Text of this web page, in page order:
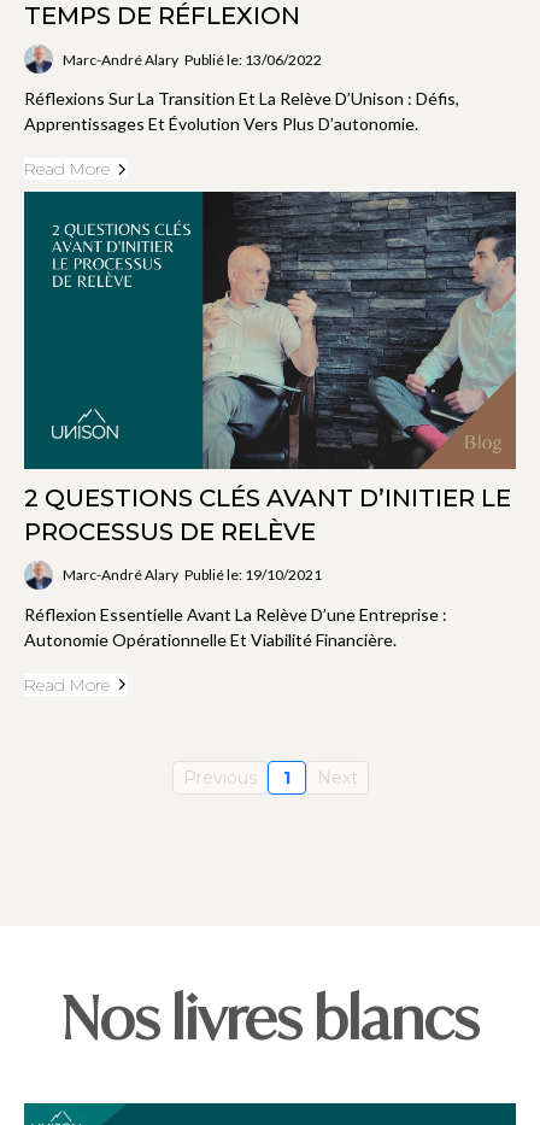
TEMPS DE RÉFLEXION
Marc-André Alary Publié le: 13/06/2022
Réflexions Sur La Transition Et La Relève D’Unison : Défis,
Apprentissages Et Évolution Vers Plus D’autonomie.
Read More
2 QUESTIONS CLÉS AVANT D’INITIER LE
PROCESSUS DE RELÈVE
Marc-André Alary Publié le: 19/10/2021
Réflexion Essentielle Avant La Relève D’une Entreprise :
Autonomie Opérationnelle Et Viabilité Financière.
Read More
Previous 1 Next
Nos livres blancs